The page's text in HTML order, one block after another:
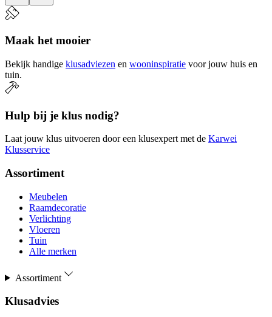
Maak het mooier
Bekijk handige klusadviezen en wooninspiratie voor jouw huis en
tuin.
Hulp bij je klus nodig?
Laat jouw klus uitvoeren door een klusexpert met de Karwei
Klusservice
Assortiment
Meubelen
Raamdecoratie
Verlichting
Vloeren
Tuin
Alle merken
Assortiment
Klusadvies